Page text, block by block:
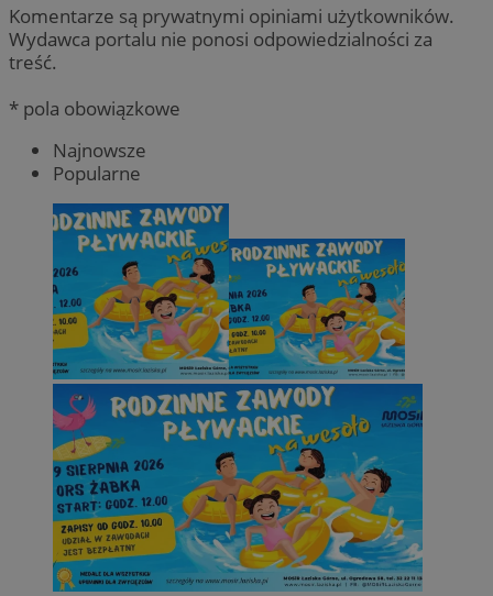
Komentarze są prywatnymi opiniami użytkowników.
Wydawca portalu nie ponosi odpowiedzialności za
treść.
* pola obowiązkowe
Najnowsze
Popularne